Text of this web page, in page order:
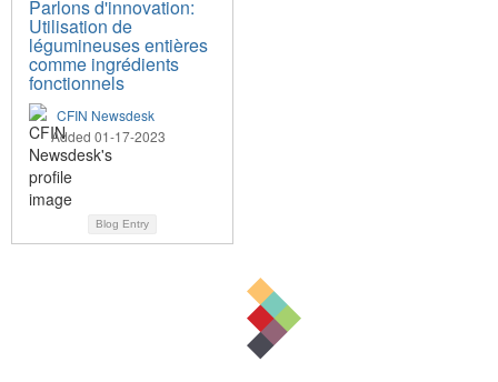
Parlons d'innovation:
Utilisation de
légumineuses entières
comme ingrédients
fonctionnels
CFIN Newsdesk
Added 01-17-2023
Blog Entry